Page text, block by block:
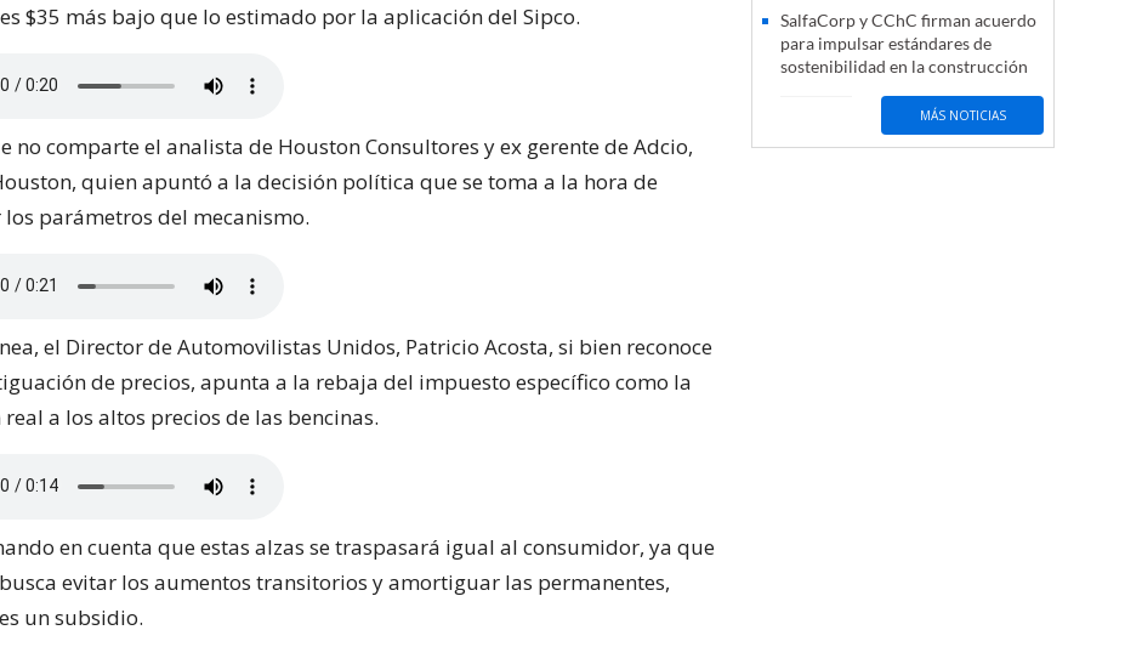
$35 más bajo que lo estimado por la aplicación del Sipco.
no comparte el analista de Houston Consultores y ex gerente de Adcio,
quien apuntó a la decisión política que se toma a la hora de
parámetros del mecanismo.
el Director de Automovilistas Unidos, Patricio Acosta, si bien reconoce
de precios, apunta a la rebaja del impuesto específico como la
a los altos precios de las bencinas.
en cuenta que estas alzas se traspasará igual al consumidor, ya que
evitar los aumentos transitorios y amortiguar las permanentes,
un subsidio.
SalfaCorp y CChC firman acuerdo
para impulsar estándares de
sostenibilidad en la construcción
MÁS NOTICIAS